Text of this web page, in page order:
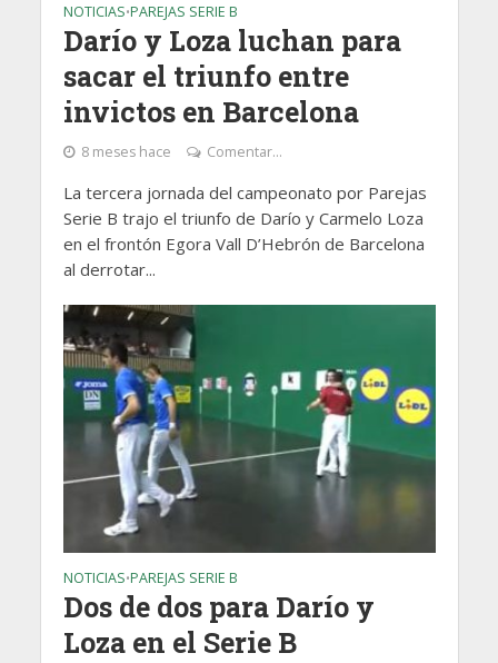
NOTICIAS•PAREJAS SERIE B
Darío y Loza luchan para
sacar el triunfo entre
invictos en Barcelona
8 meses hace Comentar...
La tercera jornada del campeonato por Parejas
Serie B trajo el triunfo de Darío y Carmelo Loza
en el frontón Egora Vall D’Hebrón de Barcelona
al derrotar...
NOTICIAS•PAREJAS SERIE B
Dos de dos para Darío y
Loza en el Serie B